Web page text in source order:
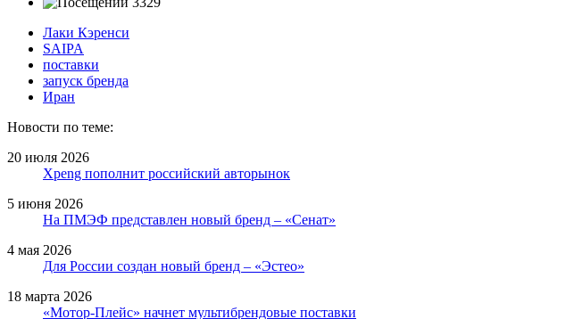
Лаки Кэренси
SAIPA
поставки
запуск бренда
Иран
Новости по теме:
20 июля 2026
Xpeng пополнит российский авторынок
5 июня 2026
На ПМЭФ представлен новый бренд – «Сенат»
4 мая 2026
Для России создан новый бренд – «Эстео»
18 марта 2026
«Мотор-Плейс» начнет мультибрендовые поставки